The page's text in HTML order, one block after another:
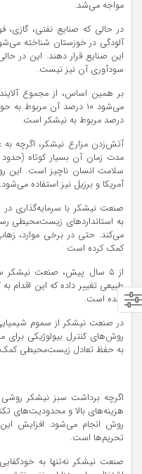
مواجه می‌شد.
در حالی که صنایع نفتی، گازی،
آلودگی در خوزستان شناخته
این صنایع قرار دهند. این در
سودآوری آن نیز نیست.
بر همین اساس، از مجموع
می‌شود ۱۰ درصد آن
درصد مربوط به نیشکر است.
آتش‌زدن مزارع نیشکر، اگرچه
سلامت انسان ناچیز است. این
آمریکا و برزیل نیز استفاده می‌شود.
صنعت نیشکر با سرمایه‌گذاری
به استانداردهای زیست‌محیطی
می‌کند. حتی در برخی موارد،
کمک کرده است
از ۵ سال پیش، صنعت نیشکر
طبیعی تغییر داده که این
شده است.
در صنعت نیشکر از سموم
روش‌های کنترل بیولوژیکی برای
به حفظ تعادل زیست‌محیطی
اگرچه برداشت سبز نیشکر
روش انجام می‌شود. افزایش این
تحریم‌ها است.
صنعت نیشکر نه‌تنها به